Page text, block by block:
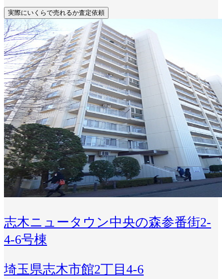
実際にいくらで売れるか査定依頼
志木ニュータウン中央の森参番街2-
4-6号棟
埼玉県志木市館2丁目4-6